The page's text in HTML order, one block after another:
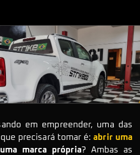
em empreender, uma das
precisará tomar é:abrir uma
marca própria? Ambas as